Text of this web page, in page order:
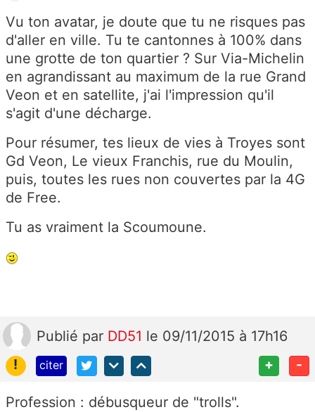
Vu ton avatar, je doute que tu ne risques pas
d'aller en ville. Tu te cantonnes à 100% dans
une grotte de ton quartier ? Sur Via-Michelin
en agrandissant au maximum de la rue Grand
Veon et en satellite, j'ai l'impression qu'il
s'agit d'une décharge.
Pour résumer, tes lieux de vies à Troyes sont
Gd Veon, Le vieux Franchis, rue du Moulin,
puis, toutes les rues non couvertes par la 4G
de Free.
Tu as vraiment la Scoumoune.
Publié par DD51 le 09/11/2015 à 17h16
!
citer + -
Profession : débusqueur de "trolls".